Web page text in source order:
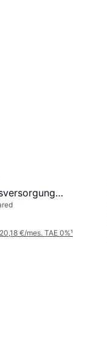
€/mes. TAE 0%¹